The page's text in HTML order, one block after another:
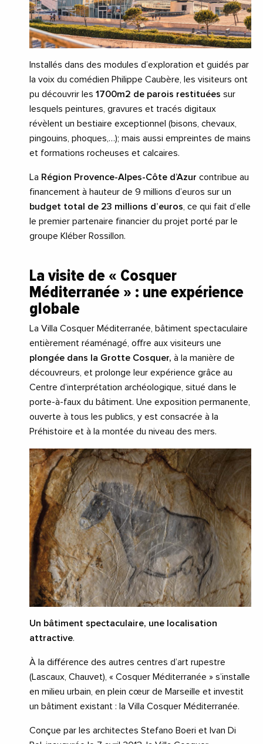
Installés dans des modules d’exploration et guidés par
la voix du comédien Philippe Caubère, les visiteurs ont
pu découvrir les 1700m2 de parois restituées sur
lesquels peintures, gravures et tracés digitaux
révèlent un bestiaire exceptionnel (bisons, chevaux,
pingouins, phoques,…); mais aussi empreintes de mains
et formations rocheuses et calcaires.
La Région Provence-Alpes-Côte d’Azur contribue au
financement à hauteur de 9 millions d’euros sur un
budget total de 23 millions d’euros , ce qui fait d’elle
le premier partenaire financier du projet porté par le
groupe Kléber Rossillon.
La visite de « Cosquer
Méditerranée » : une expérience
globale
La Villa Cosquer Méditerranée, bâtiment spectaculaire
entièrement réaménagé, offre aux visiteurs une
plongée dans la Grotte Cosquer, à la manière de
découvreurs, et prolonge leur expérience grâce au
Centre d’interprétation archéologique, situé dans le
porte-à-faux du bâtiment. Une exposition permanente,
ouverte à tous les publics, y est consacrée à la
Préhistoire et à la montée du niveau des mers.
Un bâtiment spectaculaire, une localisation
attractive.
À la différence des autres centres d’art rupestre
(Lascaux, Chauvet), « Cosquer Méditerranée » s’installe
en milieu urbain, en plein cœur de Marseille et investit
un bâtiment existant : la Villa Cosquer Méditerranée.
Conçue par les architectes Stefano Boeri et Ivan Di